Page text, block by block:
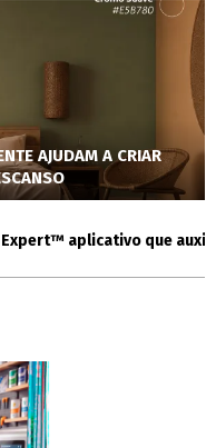
AJUDAM A CRIAR
aplicativo que auxilia